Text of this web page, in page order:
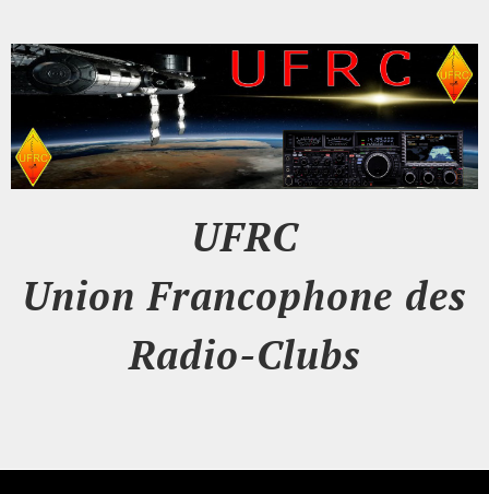
UFRC
Union Francophone des
Radio-Clubs